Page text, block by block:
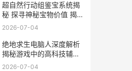
超自然行动组鉴宝系统揭
秘 探寻神秘宝物价值 揭
秘神秘物品价格之谜
2026-07-04
绝地求生电脑人深度解析
揭秘游戏中的高科技辅助
装备
2026-07-04